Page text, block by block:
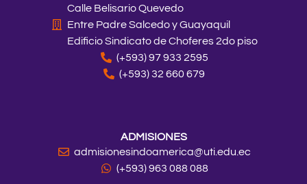
Calle Belisario Quevedo
Entre Padre Salcedo y Guayaquil
Edificio Sindicato de Choferes 2do piso
(+593) 97 933 2595
(+593) 32 660 679
ADMISIONES
admisionesindoamerica@uti.edu.ec
(+593) 963 088 088